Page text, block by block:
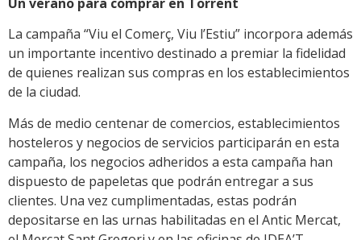
La campaña “Viu el Comerç, Viu l’Estiu” incorpora además
un importante incentivo destinado a premiar la fidelidad
de quienes realizan sus compras en los establecimientos
de la ciudad.
Más de medio centenar de comercios, establecimientos
hosteleros y negocios de servicios participarán en esta
campaña, los negocios adheridos a esta campaña han
dispuesto de papeletas que podrán entregar a sus
clientes. Una vez cumplimentadas, estas podrán
depositarse en las urnas habilitadas en el Antic Mercat,